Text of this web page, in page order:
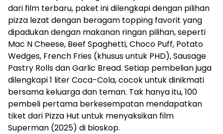
dari film terbaru, paket ini dilengkapi dengan pilihan
pizza lezat dengan beragam topping favorit yang
dipadukan dengan makanan ringan pilihan, seperti
Mac N Cheese, Beef Spaghetti, Choco Puff, Potato
Wedges, French Fries (khusus untuk PHD), Sausage
Pastry Rolls dan Garlic Bread. Setiap pembelian juga
dilengkapi 1 liter Coca-Cola, cocok untuk dinikmati
bersama keluarga dan teman. Tak hanya itu, 100
pembeli pertama berkesempatan mendapatkan
tiket dari Pizza Hut untuk menyaksikan film
Superman (2025) di bioskop.